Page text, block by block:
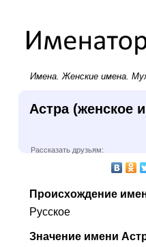
Имена.Женские имена.
Астра (женское
Рассказать друзьям:
Происхождение
Русское
Значение имени